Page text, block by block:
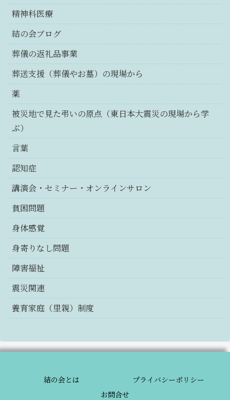
精神科医療
結の会ブログ
葬儀の返礼品事業
葬送支援（葬儀やお墓）の現場から
薬
被災地で見た弔いの原点（東日本大震災の現場から学
ぶ）
言葉
認知症
講演会・セミナー・オンラインサロン
貧困問題
身体感覚
身寄りなし問題
障害福祉
震災関連
養育家庭（里親）制度
結の会とは
プライバシーポリシー
お問合せ